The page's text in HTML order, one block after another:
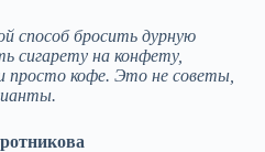
способ бросить дурную
сигарету на конфету,
просто кофе. Это не советы,